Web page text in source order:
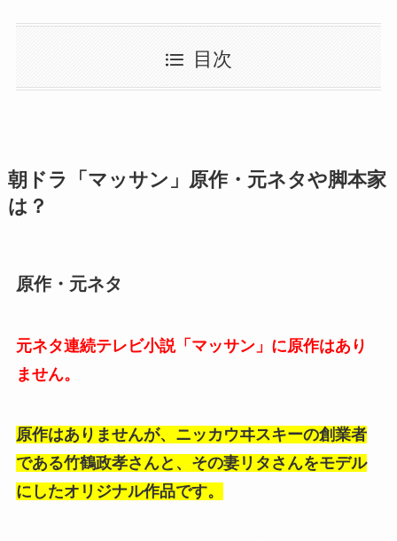
目次
朝ドラ「マッサン」原作・元ネタや脚本家
は？
原作・元ネタ
元ネタ連続テレビ小説「マッサン」に原作はあり
ません。
原作はありませんが、ニッカウヰスキーの創業者
である竹鶴政孝さんと、その妻リタさんをモデル
にしたオリジナル作品です。